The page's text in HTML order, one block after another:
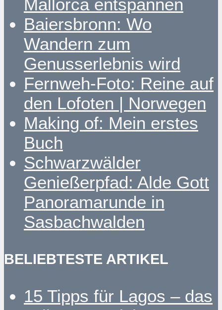
Mallorca entspannen
Baiersbronn: Wo
Wandern zum
Genusserlebnis wird
Fernweh-Foto: Reine auf
den Lofoten | Norwegen
Making of: Mein erstes
Buch
Schwarzwälder
Genießerpfad: Alde Gott
Panoramarunde in
Sasbachwalden
BELIEBTESTE ARTIKEL
15 Tipps für Lagos – das